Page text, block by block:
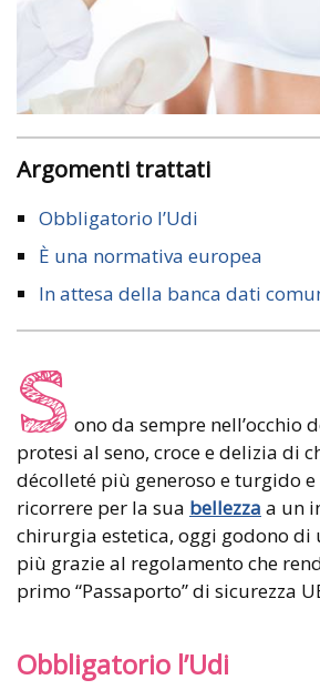
Argomenti trattati
Obbligatorio l’Udi
È una normativa europea
In attesa della banca dati
S ono da sempre nell’occhio
protesi al seno, croce e delizia di
décolleté più generoso e turgido
ricorrere per la sua bellezza a un
chirurgia estetica, oggi godono di
più grazie al regolamento che
primo “Passaporto” di sicurezza
Obbligatorio l’Udi